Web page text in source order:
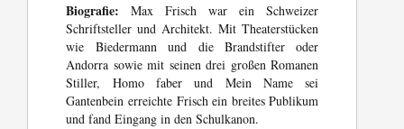
Biografie: Max Frisch war ein Schweizer
Schriftsteller und Architekt. Mit Theaterstücken
wie Biedermann und die Brandstifter oder
Andorra sowie mit seinen drei großen Romanen
Stiller, Homo faber und Mein Name sei
Gantenbein erreichte Frisch ein breites Publikum
und fand Eingang in den Schulkanon.